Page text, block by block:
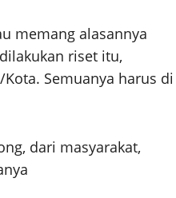
memang alasannya
riset itu,
Kota. Semuanya harus di
dari masyarakat,